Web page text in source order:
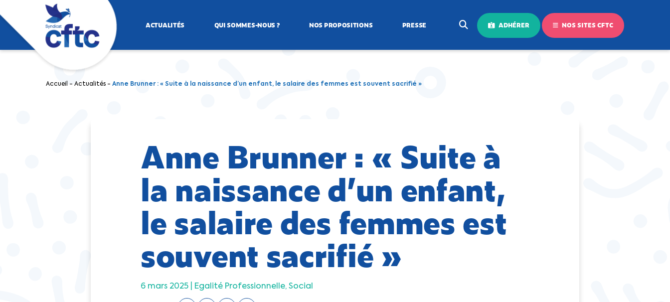
ACTUALITÉS QUI SOMMES-NOUS ? NOS PROPOSITIONS PRESSE ADHÉRER NOS SITES CFTC
Accueil - Actualités - Anne Brunner : « Suite à la naissance d’un enfant, le salaire des femmes est souvent sacrifié »
Anne Brunner : « Suite à
la naissance d’un enfant,
le salaire des femmes est
souvent sacrifié »
6 mars 2025 | Egalité Professionnelle Social